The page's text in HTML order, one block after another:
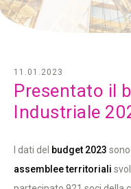
Presentato il
Industriale
11.01.2023
I dati del budget 2023
assemblee territoriali